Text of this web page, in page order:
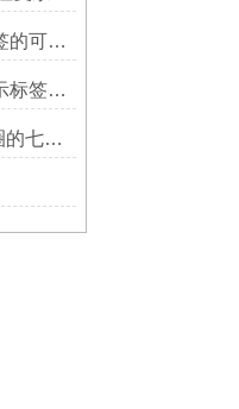
提高Crosstex灭菌指示标签的可见性和识别度的方法
学会使用Crosstex灭菌指示标签提高无菌保证水平
选购Tri-Clamp Gasket垫圈的七大要点